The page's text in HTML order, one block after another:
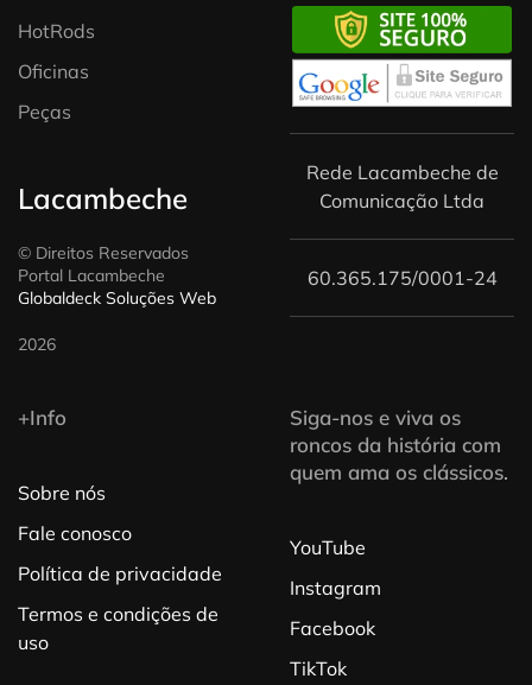
HotRods
Oficinas
Peças
Lacambeche
© Direitos Reservados
Portal Lacambeche
Globaldeck Soluções Web
2026
Rede Lacambeche de
Comunicação Ltda
60.365.175/0001-24
+Info
Sobre nós
Fale conosco
Política de privacidade
Termos e condições de
uso
Siga-nos e viva os
roncos da história com
quem ama os clássicos.
YouTube
Instagram
Facebook
TikTok